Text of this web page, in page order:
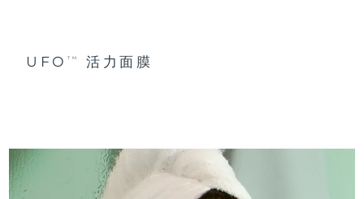
UFO TM 活力面膜